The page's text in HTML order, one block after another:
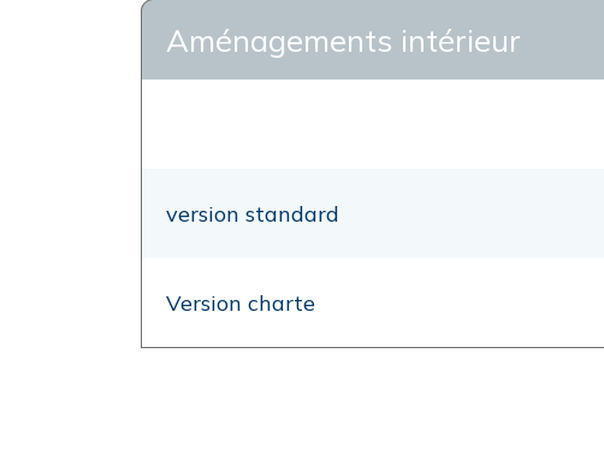
Aménagements intérieur
version standard
Version charte